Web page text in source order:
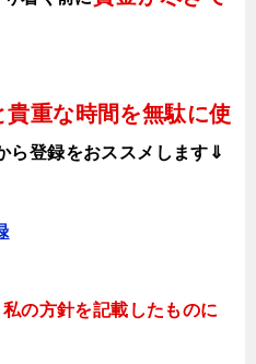
貴重な時間を無駄に使
ら登録をおススメします⇓
の方針を記載したものに